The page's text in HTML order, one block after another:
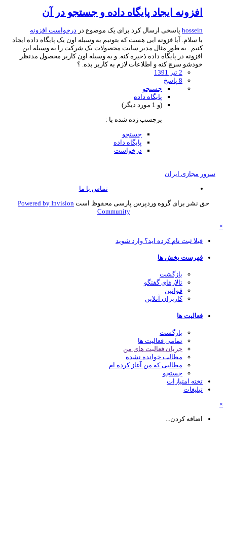
افزونه ایجاد پایگاه داده و جستجو در آن
hosseinپاسخی ارسال کرد برای یک موضوع در درخواست افزونه
با سلام. آیا فزونه ایی هست که بتونیم به وسیله اون یک پایگاه داده ایجاد
کنیم . به طور مثال مدیر سایت محصولات یک شرکت را به وسیله این
افزونه در پایگاه داده ذخیره کنه. و به وسیله اون کاربر محصول مدنظر
خودشو سرچ کنه و اطلاعات لازم به کاربر بده. ؟
2 تیر 1391
8 پاسخ
جستجو
پایگاه داده
(و 1 مورد دیگر)
برچسب زده شده با :
جستجو
پایگاه داده
درخواست
سرور مجازی ایران
تماس با ما
حق نشر برای گروه وردپرس پارسی محفوظ است Powered by Invision
Community
قبلا ثبت نام کرده اید؟ وارد شوید
فهرست بخش ها
بازگشت
تالارهای گفتگو
قوانین
کاربران آنلاین
فعالیت ها
بازگشت
تمامی فعالیت ها
جریان فعالیت های من
مطالب خوانده نشده
مطالبی که من آغاز کرده ام
جستجو
تخته امتیازات
تبلیغات
اضافه کردن...